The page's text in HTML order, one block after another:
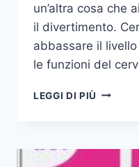
un’altra cosa che
il divertimento.
abbassare il
le funzioni del
LEGGI DI PIÙ COLTIVA